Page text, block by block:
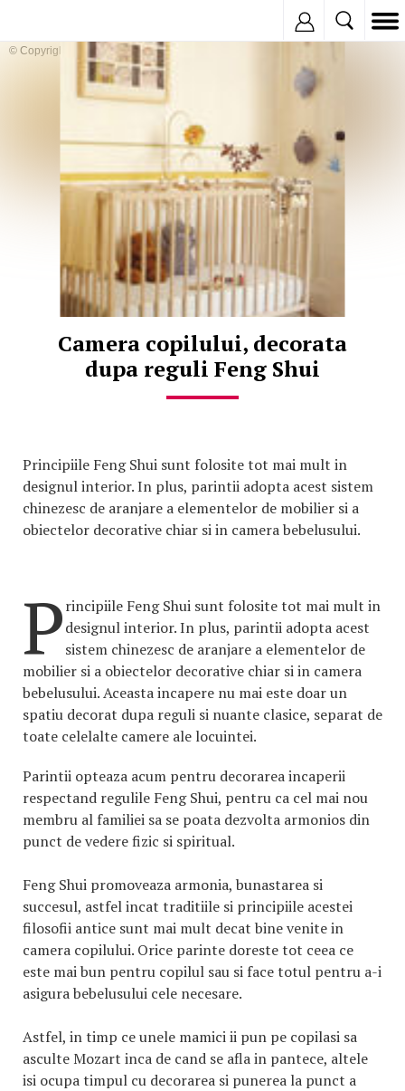
© Copyright:
Camera copilului, decorata
dupa reguli Feng Shui
Principiile Feng Shui sunt folosite tot mai mult in
designul interior. In plus, parintii adopta acest sistem
chinezesc de aranjare a elementelor de mobilier si a
obiectelor decorative chiar si in camera bebelusului.
Principiile Feng Shui sunt folosite tot mai mult in
designul interior. In plus, parintii adopta acest
sistem chinezesc de aranjare a elementelor de
mobilier si a obiectelor decorative chiar si in camera
bebelusului. Aceasta incapere nu mai este doar un
spatiu decorat dupa reguli si nuante clasice, separat de
toate celelalte camere ale locuintei.
Parintii opteaza acum pentru decorarea incaperii
respectand regulile Feng Shui, pentru ca cel mai nou
membru al familiei sa se poata dezvolta armonios din
punct de vedere fizic si spiritual.
Feng Shui promoveaza armonia, bunastarea si
succesul, astfel incat traditiile si principiile acestei
filosofii antice sunt mai mult decat bine venite in
camera copilului. Orice parinte doreste tot ceea ce
este mai bun pentru copilul sau si face totul pentru a-i
asigura bebelusului cele necesare.
Astfel, in timp ce unele mamici ii pun pe copilasi sa
asculte Mozart inca de cand se afla in pantece, altele
isi ocupa timpul cu decorarea si punerea la punct a